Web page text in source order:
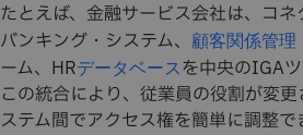
たとえば、金融サービス会社は、コネ
バンキング・システム、 顧客関係管理
ーム、HRデータベースを中央のIGAツ
この統合により、従業員の役割が変
ステム間でアクセス権を簡単に調整で